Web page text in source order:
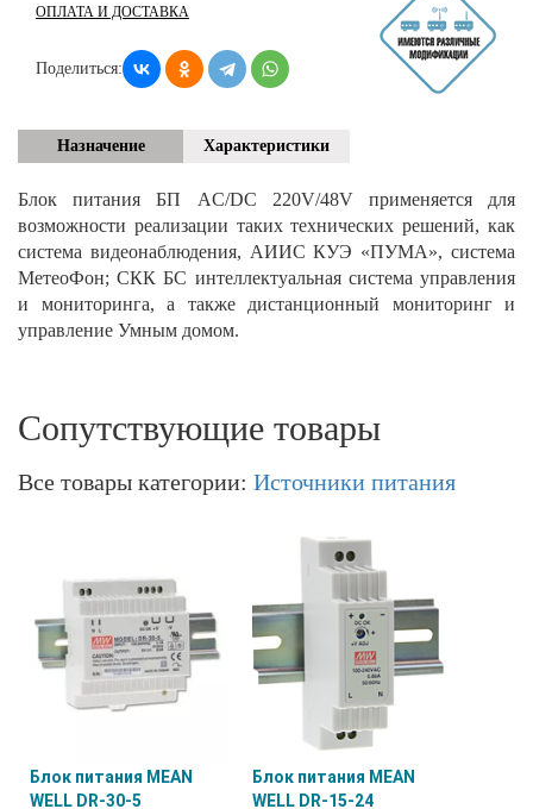
ОПЛАТА И ДОСТАВКА
Поделиться:
Назначение Характеристики
Блок питания БП AC/DC 220V/48V применяется для
возможности реализации таких технических решений, как
система видеонаблюдения, АИИС КУЭ «ПУМА», система
МетеоФон; СКК БС интеллектуальная система управления
и мониторинга, а также дистанционный мониторинг и
управление Умным домом.
Сопутствующие товары
Все товары категории: Источники питания
Блок питания MEAN
WELL DR-30-5
Блок питания MEAN
WELL DR-15-24